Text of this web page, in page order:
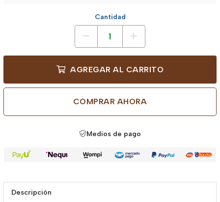
Cantidad
AGREGAR AL CARRITO
COMPRAR AHORA
Medios de pago
Descripción